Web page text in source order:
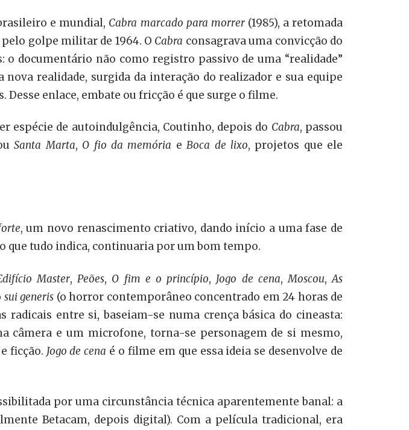
e mundial, Cabra marcado para morrer(1985), a retomada
golpe militar de 1964. O Cabra consagrava uma convicção do
documentário não como registro passivo de uma “realidade”
realidade, surgida da interação do realizador e sua equipe
enlace, embate ou fricção é que surge o filme.
espécie de autoindulgência, Coutinho, depois do Cabra, passou
Santa Marta, O fio da memória eBoca de lixo, projetos que ele
, um novo renascimento criativo, dando início a uma fase de
que tudo indica, continuaria por um bom tempo.
Master,Peões, O fim e o princípio, Jogo de cena,Moscou,As
sui generis (o horror contemporâneo concentrado em 24 horas de
radicais entre si, baseiam-se numa crença básica do cineasta:
câmera e um microfone, torna-se personagem de si mesmo,
ficção. Jogo de cena é o filme em que essa ideia se desenvolve de
por uma circunstância técnica aparentemente banal: a
Betacam, depois digital). Com a película tradicional, era